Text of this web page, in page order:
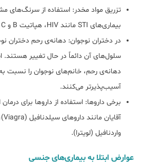
تزریق مواد مخدر: استفاده از سرنگ‌های
بیماری‌های STI مانند HIV، هپاتیت B و C را افزایش می‌دهد.
در دختران نوجوان: دهانه‌ی رحم دختران
سلول‌های آن دائماً در حال تغییر هستند.
دهانه‌ی رحم، خانم‌های نوجوان را نسبت
آسیب‌پذیرتر می‌کنند.
برخی داروها: استفاده از داروها برای
واردنافیل (لویترا).
عوارض ابتلا به بیماری‌های جنسی